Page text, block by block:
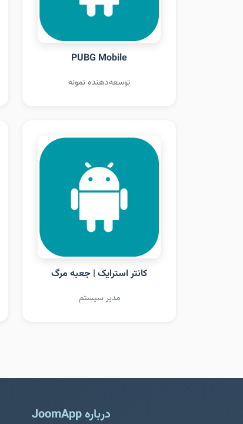
PUBG Mobile
توسعه‌دهنده نمونه
کانتر استرایک | جعبه مرگ
مدیر سیستم
درباره JoomApp